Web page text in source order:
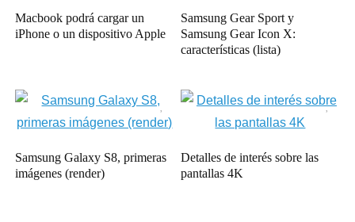
Macbook podrá cargar un
iPhone o un dispositivo Apple
Samsung Gear Sport y
Samsung Gear Icon X:
características (lista)
Samsung Galaxy S8, primeras
imágenes (render)
Detalles de interés sobre las
pantallas 4K